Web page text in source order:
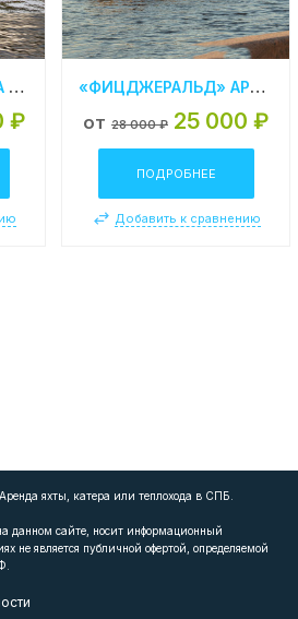
«БРИТАНИЯ» АРЕНДА ТЕПЛОХОДА В СПБ
₽
«ФИЦДЖЕРАЛЬД» АРЕНДА ТЕПЛОХОДА В СПБ
от 28 000 ₽ 25 000 ₽
ПОДРОБНЕЕ
Добавить к сравнению
яхты, катера или теплохода в СПБ.
данном сайте, носит информационный
не является публичной офертой, определяемой